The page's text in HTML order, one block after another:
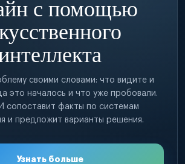
с помощью
своими словами: что видите и
это началось и что уже пробовали.
сопоставит факты по системам
и предложит варианты решения.
Узнать больше